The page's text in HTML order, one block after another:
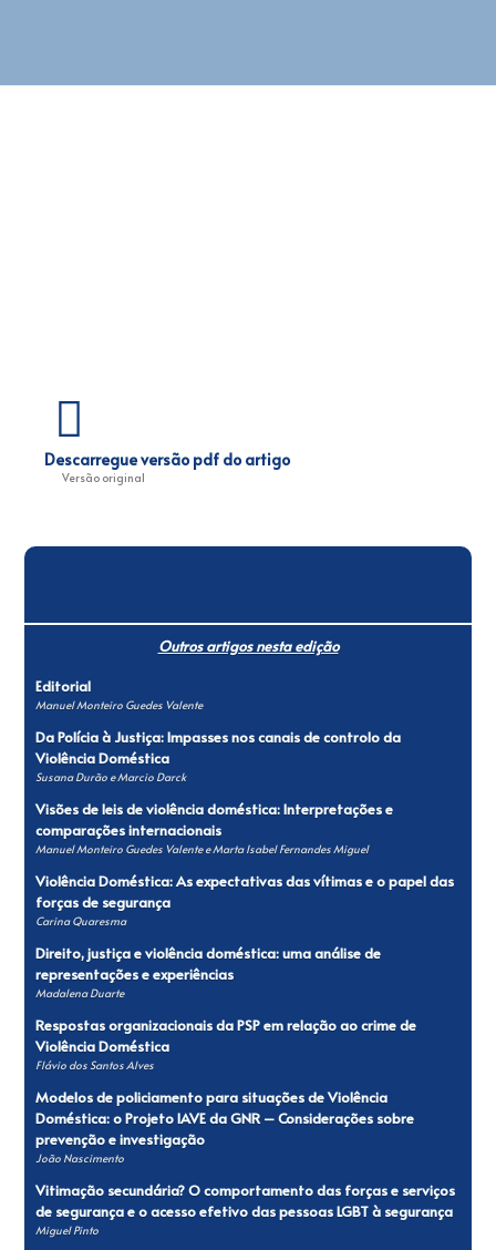
Descarregue versão pdf do artigo
Versão original
Outros artigos nesta edição
Editorial
Manuel Monteiro Guedes Valente
Da Polícia à Justiça: Impasses nos canais de controlo da
Violência Doméstica
Susana Durão e Marcio Darck
Visões de leis de violência doméstica: Interpretações e
comparações internacionais
Manuel Monteiro Guedes Valente e Marta Isabel Fernandes Miguel
Violência Doméstica: As expectativas das vítimas e o papel das
forças de segurança
Carina Quaresma
Direito, justiça e violência doméstica: uma análise de
representações e experiências
Madalena Duarte
Respostas organizacionais da PSP em relação ao crime de
Violência Doméstica
Flávio dos Santos Alves
Modelos de policiamento para situações de Violência
Doméstica: o Projeto IAVE da GNR – Considerações sobre
prevenção e investigação
João Nascimento
Vitimação secundária? O comportamento das forças e serviços
de segurança e o acesso efetivo das pessoas LGBT à segurança
Miguel Pinto